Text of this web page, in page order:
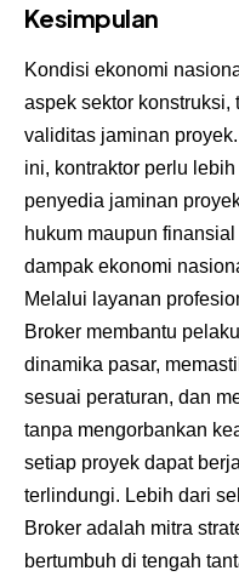
Kesimpulan
Kondisi ekonomi
aspek sektor konstruksi,
validitas jaminan
ini, kontraktor perlu
penyedia jaminan
hukum maupun
dampak ekonomi
Melalui layanan
Broker membantu
dinamika pasar,
sesuai peraturan, dan
tanpa mengorbankan
setiap proyek dapat
terlindungi. Lebih dari
Broker adalah mitra
bertumbuh di tengah